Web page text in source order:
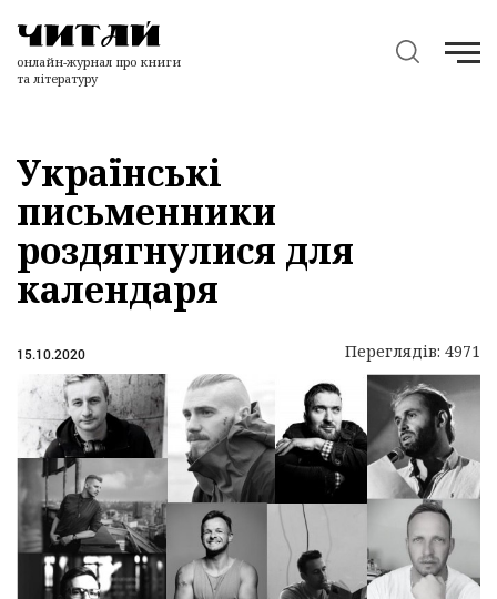
онлайн-журнал про книги
та літературу
Українські
письменники
роздягнулися для
календаря
15.10.2020 Переглядів: 4971